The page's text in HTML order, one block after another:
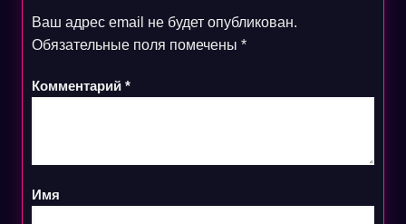
Ваш адрес email не будет опубликован.
Обязательные поля помечены *
Комментарий *
Имя